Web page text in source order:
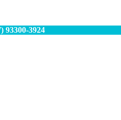
93300-3924